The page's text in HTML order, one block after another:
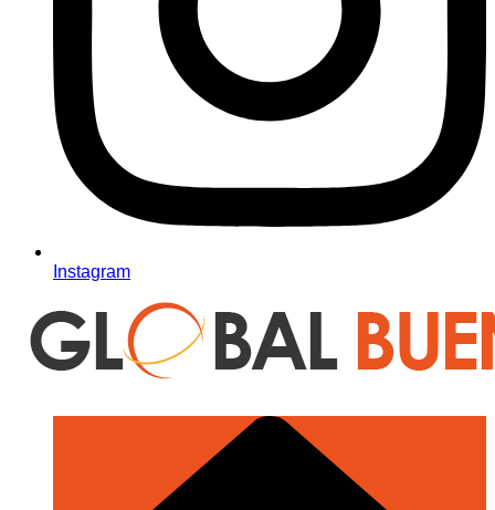
Instagram